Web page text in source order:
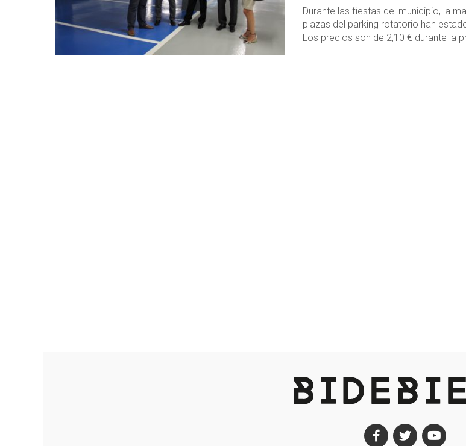
Durante las fiestas del municipio, la
plazas del parking rotatorio han
Los precios son de 2,10 € durante la